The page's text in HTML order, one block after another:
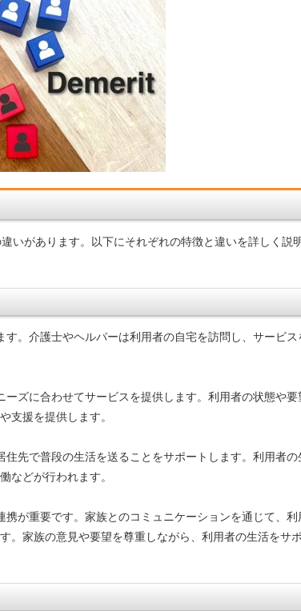
いがあります。以下にそれぞれの特徴と違いを詳しく説
。介護士やヘルパーは利用者の自宅を訪問し、サービス
ズに合わせてサービスを提供します。利用者の状態や要
支援を提供します。
先で普段の生活を送ることをサポートします。利用者の
などが行われます。
が重要です。家族とのコミュニケーションを通じて、利
。家族の意見や要望を尊重しながら、利用者の生活をサ